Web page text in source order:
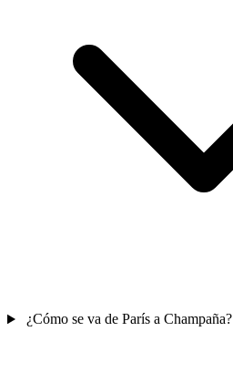
¿Cómo se va de París a Champaña?